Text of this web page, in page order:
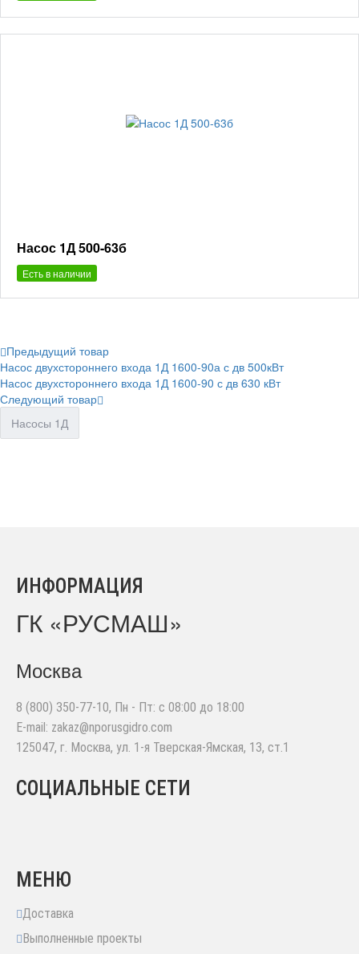
Насос 1Д 500-63б
Есть в наличии
Предыдущий товар
Насос двухстороннего входа 1Д 1600-90а с дв 500кВт
Насос двухстороннего входа 1Д 1600-90 с дв 630 кВт
Следующий товар
Насосы 1Д
ИНФОРМАЦИЯ
ГК «РУСМАШ»
Москва
8 (800) 350-77-10, Пн - Пт: с 08:00 до 18:00
E-mail: zakaz@nporusgidro.com
125047, г. Москва, ул. 1-я Тверская-Ямская, 13, ст.1
СОЦИАЛЬНЫЕ СЕТИ
МЕНЮ
Доставка
Выполненные проекты